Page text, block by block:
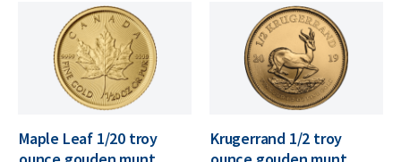
Maple Leaf 1/20 troy
Krugerrand 1/2 troy